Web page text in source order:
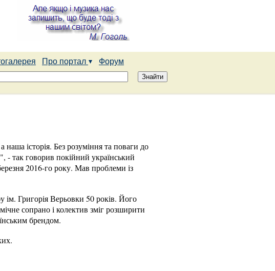
Про портал
Форум
історія. Без розуміння та поваги до
- так говорив покійний український
2016-го року. Мав проблеми із
Григорія Верьовки 50 років. Його
сопрано і колектив зміг розширити
брендом.